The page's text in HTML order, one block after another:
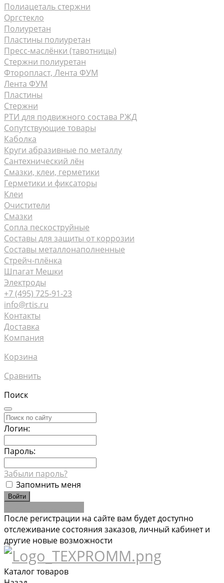
Полиацеталь стержни
Оргстекло
Полиуретан
Пластины полиуретан
Пресс-маслёнки (тавотницы)
Стержни полиуретан
Фторопласт, Лента ФУМ
Лента ФУМ
Пластины
Стержни
РТИ для подвижного состава РЖД
Сопутствующие товары
Каболка
Круги абразивные по металлу
Сантехнический лён
Смазки, клеи, герметики
Герметики и фиксаторы
Клеи
Очистители
Смазки
Сопла пескоструйные
Составы для защиты от коррозии
Составы металлонаполненные
Стрейч-плёнка
Шпагат Мешки
Электроды
+7 (495) 725-91-23
info@rtis.ru
Контакты
Доставка
Компания
Корзина
Сравнить
Поиск
Логин:
Пароль:
Забыли пароль?
Запомнить меня
После регистрации на сайте вам будет доступно
отслеживание состояния заказов, личный кабинет и
другие новые возможности
Каталог товаров